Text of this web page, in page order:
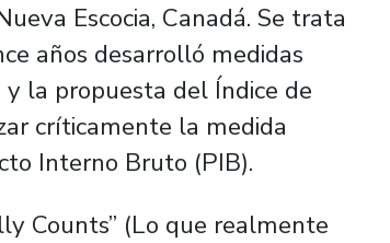
Escocia, Canadá. Se trata
años desarrolló medidas
la propuesta del Índice de
críticamente la medida
Interno Bruto (PIB).
Counts” (Lo que realmente